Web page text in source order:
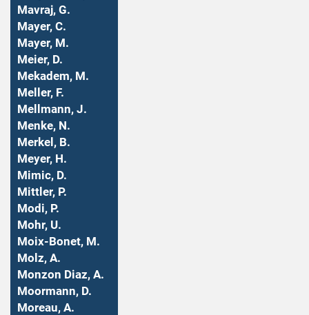
Mavraj, G.
Mayer, C.
Mayer, M.
Meier, D.
Mekadem, M.
Meller, F.
Mellmann, J.
Menke, N.
Merkel, B.
Meyer, H.
Mimic, D.
Mittler, P.
Modi, P.
Mohr, U.
Moix-Bonet, M.
Molz, A.
Monzon Diaz, A.
Moormann, D.
Moreau, A.